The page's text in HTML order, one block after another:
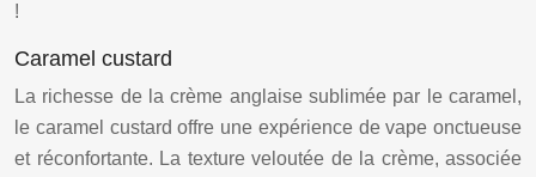
!
Caramel custard
La richesse de la crème anglaise sublimée par le caramel,
le caramel custard offre une expérience de vape onctueuse
et réconfortante. La texture veloutée de la crème, associée